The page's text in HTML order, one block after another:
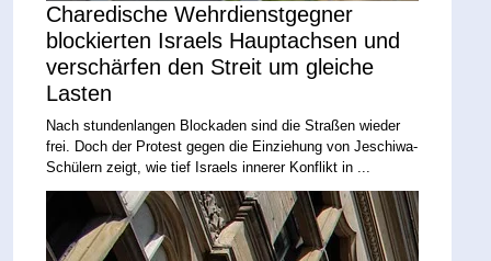
Charedische Wehrdienstgegner
blockierten Israels Hauptachsen und
verschärfen den Streit um gleiche
Lasten
Nach stundenlangen Blockaden sind die Straßen wieder
frei. Doch der Protest gegen die Einziehung von Jeschiwa-
Schülern zeigt, wie tief Israels innerer Konflikt in ...